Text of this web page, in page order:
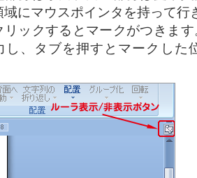
域にマウスポインタを持って
リックするとマークがつきま
し、タブを押すとマークした